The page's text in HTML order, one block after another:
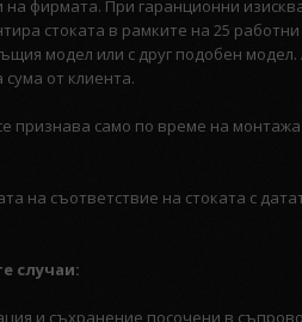
фирмата. При гаранционни
стоката в рамките на 25
модел или с друг подобен модел.
от клиента.
признава само по време на монтажа
на съответствие на стоката с
случаи:
и съхранение посочени в